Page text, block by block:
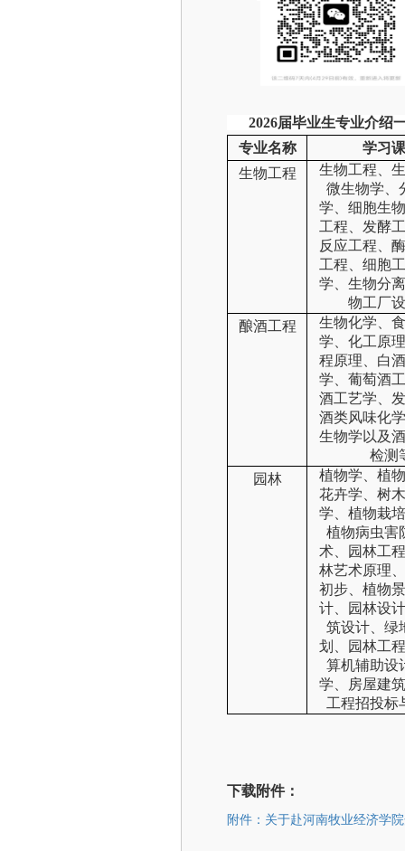
2026届毕业生专业介绍
专业名称
学习
生物工程
生物工程、
微生物学、
学、细胞生
工程、发酵
反应工程、
工程、细胞
学、生物分
物工厂
酿酒工程
生物化学、
学、化工原
程原理、白
学、葡萄酒
酒工艺学、
酒类风味化
生物学以及
检测
园林
植物学、植
花卉学、树
学、植物栽
植物病虫害
术、园林工
林艺术原理
初步、植物
计、园林设
筑设计、绿
划、园林工
算机辅助设
学、房屋建
工程招投标
下载附件：
附件：关于赴河南牧业经济学